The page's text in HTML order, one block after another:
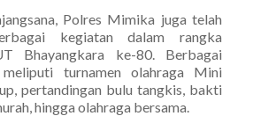
Polres Mimika juga telah
kegiatan dalam rangka
Bhayangkara ke-80. Berbagai
turnamen olahraga Mini
pertandingan bulu tangkis, bakti
hingga olahraga bersama.